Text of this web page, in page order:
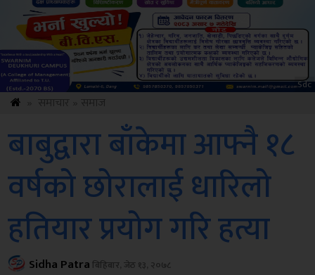
Amb
बाबुद्वारा बाँकेमा आफ्नै १८
वर्षको छोरालाई धारिलो
हतियार प्रयोग गरि हत्या
Sidha Patraबिहिबार, जेठ १३, २०७८